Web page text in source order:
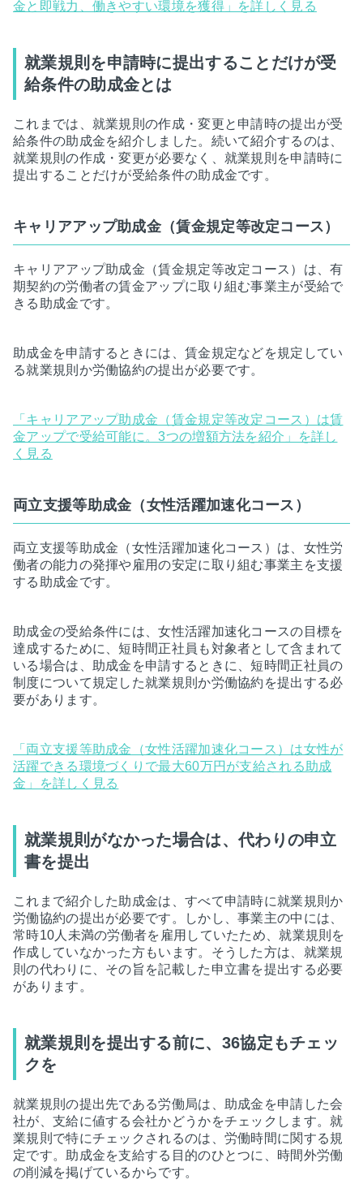
金と即戦力、働きやすい環境を獲得」を詳しく見る
就業規則を申請時に提出することだけが受
給条件の助成金とは
これまでは、就業規則の作成・変更と申請時の提出が受
給条件の助成金を紹介しました。続いて紹介するのは、
就業規則の作成・変更が必要なく、就業規則を申請時に
提出することだけが受給条件の助成金です。
キャリアアップ助成金（賃金規定等改定コース）
キャリアアップ助成金（賃金規定等改定コース）は、有
期契約の労働者の賃金アップに取り組む事業主が受給で
きる助成金です。
助成金を申請するときには、賃金規定などを規定してい
る就業規則か労働協約の提出が必要です。
「キャリアアップ助成金（賃金規定等改定コース）は賃
金アップで受給可能に。3つの増額方法を紹介」を詳し
く見る
両立支援等助成金（女性活躍加速化コース）
両立支援等助成金（女性活躍加速化コース）は、女性労
働者の能力の発揮や雇用の安定に取り組む事業主を支援
する助成金です。
助成金の受給条件には、女性活躍加速化コースの目標を
達成するために、短時間正社員も対象者として含まれて
いる場合は、助成金を申請するときに、短時間正社員の
制度について規定した就業規則か労働協約を提出する必
要があります。
「両立支援等助成金（女性活躍加速化コース）は女性が
活躍できる環境づくりで最大60万円が支給される助成
金」を詳しく見る
就業規則がなかった場合は、代わりの申立
書を提出
これまで紹介した助成金は、すべて申請時に就業規則か
労働協約の提出が必要です。しかし、事業主の中には、
常時10人未満の労働者を雇用していたため、就業規則を
作成していなかった方もいます。そうした方は、就業規
則の代わりに、その旨を記載した申立書を提出する必要
があります。
就業規則を提出する前に、36協定もチェッ
クを
就業規則の提出先である労働局は、助成金を申請した会
社が、支給に値する会社かどうかをチェックします。就
業規則で特にチェックされるのは、労働時間に関する規
定です。助成金を支給する目的のひとつに、時間外労働
の削減を掲げているからです。